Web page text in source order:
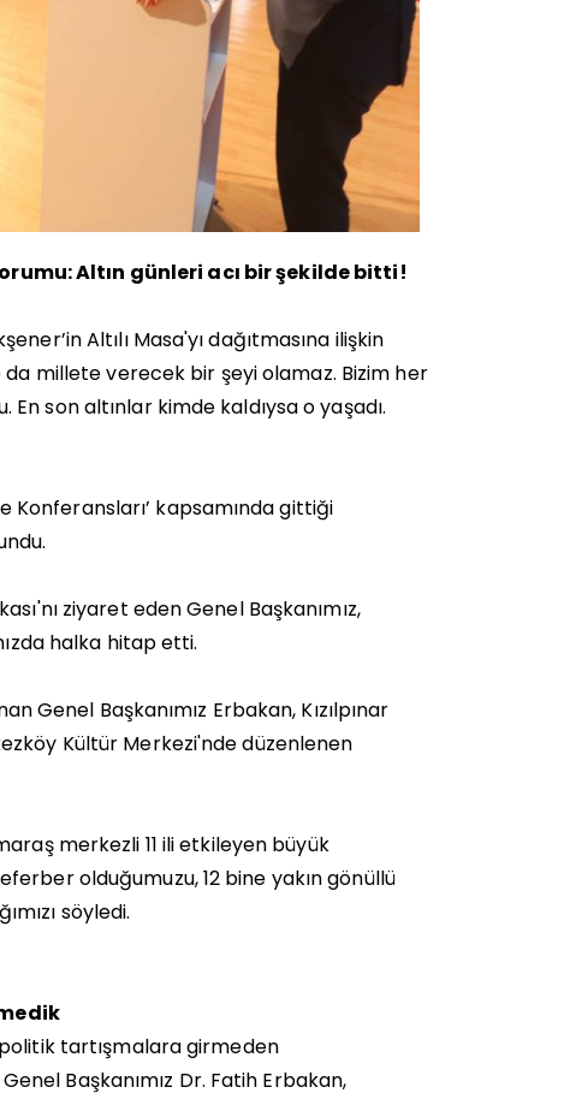
Altın günleri acı bir şekilde bitti!
Altılı Masa'yı dağıtmasına ilişkin
da millete verecek bir şeyi olamaz. Bizim her
son altınlar kimde kaldıysa o yaşadı.
Konferansları’ kapsamında gittiği
ziyaret eden Genel Başkanımız,
halka hitap etti.
Başkanımız Erbakan, Kızılpınar
Kültür Merkezi'nde düzenlenen
merkezli 11 ili etkileyen büyük
olduğumuzu, 12 bine yakın gönüllü
söyledi.
tartışmalara girmeden
Başkanımız Dr. Fatih Erbakan,